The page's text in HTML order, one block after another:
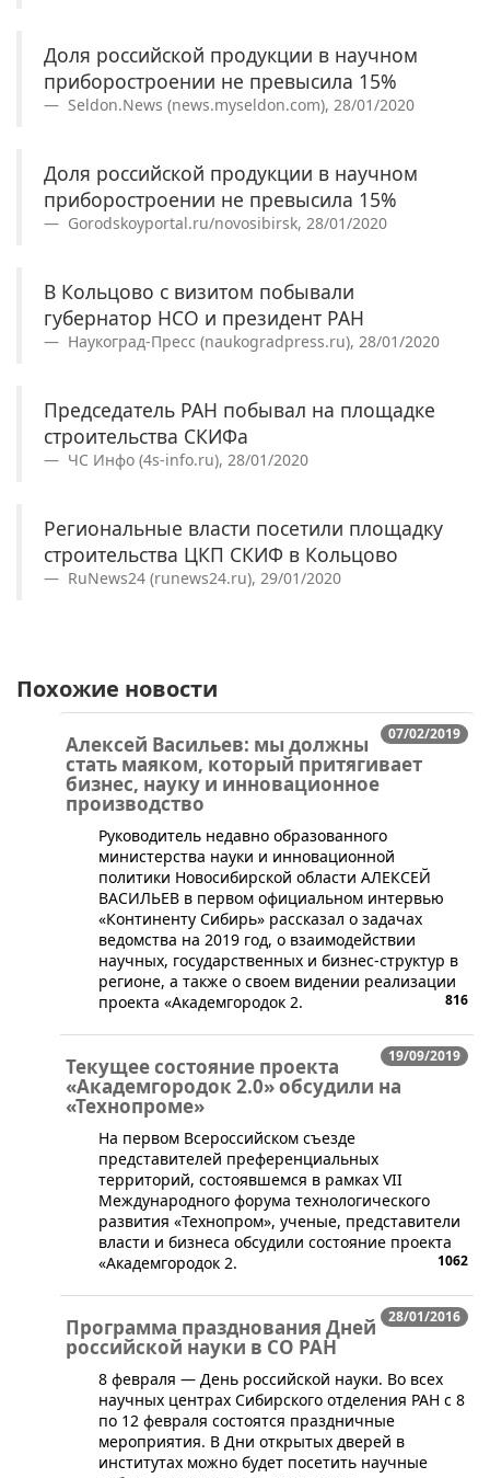
Доля российской продукции в научном
приборостроении не превысила 15%
Seldon.News (news.myseldon.com), 28/01/2020
Доля российской продукции в научном
приборостроении не превысила 15%
Gorodskoyportal.ru/novosibirsk, 28/01/2020
В Кольцово с визитом побывали
губернатор НСО и президент РАН
Наукоград-Пресс (naukogradpress.ru), 28/01/2020
Председатель РАН побывал на площадке
строительства СКИФа
ЧС Инфо (4s-info.ru), 28/01/2020
Региональные власти посетили площадку
строительства ЦКП СКИФ в Кольцово
RuNews24 (runews24.ru), 29/01/2020
Похожие новости
07/02/2019
Алексей Васильев: мы должны
стать маяком, который притягивает
бизнес, науку и инновационное
производство
​Руководитель недавно образованного
министерства науки и инновационной
политики Новосибирской области АЛЕКСЕЙ
ВАСИЛЬЕВ в первом официальном интервью
«Континенту Сибирь» рассказал о задачах
ведомства на 2019 год, о взаимодействии
научных, государственных и бизнес-структур в
регионе, а также о своем видении реализации
проекта «Академгородок 2.
816
19/09/2019
Текущее состояние проекта
«Академгородок 2.0» обсудили на
«Технопроме»
​На первом Всероссийском съезде
представителей преференциальных
территорий, состоявшемся в рамках VII
Международного форума технологического
развития «Технопром», ученые, представители
власти и бизнеса обсудили состояние проекта
«Академгородок 2.
1062
28/01/2016
Программа празднования Дней
российской науки в СО РАН
​​8 февраля — День российской науки. Во всех
научных центрах Сибирского отделения РАН с 8
по 12 февраля состоятся праздничные
мероприятия. В Дни открытых дверей в
институтах можно будет посетить научные